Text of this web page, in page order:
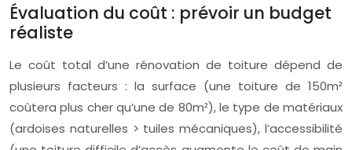
Évaluation du coût : prévoir un budget
réaliste
Le coût total d’une rénovation de toiture dépend de
plusieurs facteurs : la surface (une toiture de 150m²
coûtera plus cher qu’une de 80m²), le type de matériaux
(ardoises naturelles > tuiles mécaniques), l’accessibilité